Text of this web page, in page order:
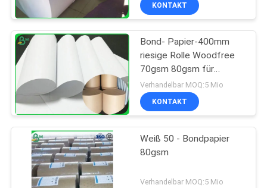
KONTAKT
Bond- Papier-400mm
riesige Rolle Woodfree
70gsm 80gsm für
Offsetdruck
Verhandelbar MOQ:5 Mio
KONTAKT
Weiß 50 - Bondpapier
80gsm
Verhandelbar MOQ:5 Mio